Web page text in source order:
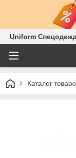
Uniform
Каталог